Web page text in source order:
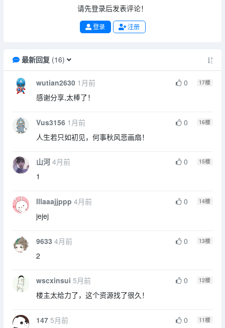
请先登录后发表评论！
登录 注册
最新回复(16)
wutian2630 1月前 0 17楼
感谢分享,太棒了！
Vus3156 1月前 0 16楼
人生若只如初见，何事秋风悲画扇！
山河 4月前 0 15楼
1
lllaaajjppp 4月前 0 14楼
jejej
9633 4月前 0 13楼
2
wscxinsui 5月前 0 12楼
楼主太给力了，这个资源找了很久！
147 5月前 0 11楼